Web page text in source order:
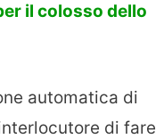
il colosso dello
automatica di
di fare